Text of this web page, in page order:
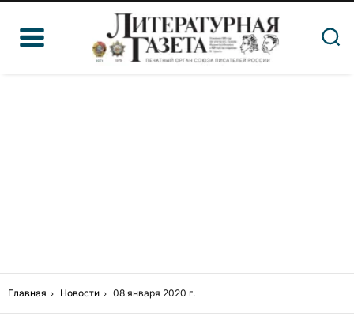
Главная Новости 08 января 2020 г.